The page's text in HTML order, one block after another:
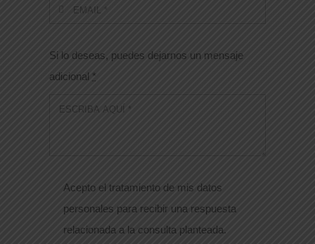
Si lo deseas, puedes dejarnos un mensaje
adicional *
Acepto el tratamiento de mis datos
personales para recibir una respuesta
relacionada a la consulta planteada.